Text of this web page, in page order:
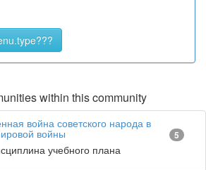
within this community
война советского народа в
войны 5
учебного плана